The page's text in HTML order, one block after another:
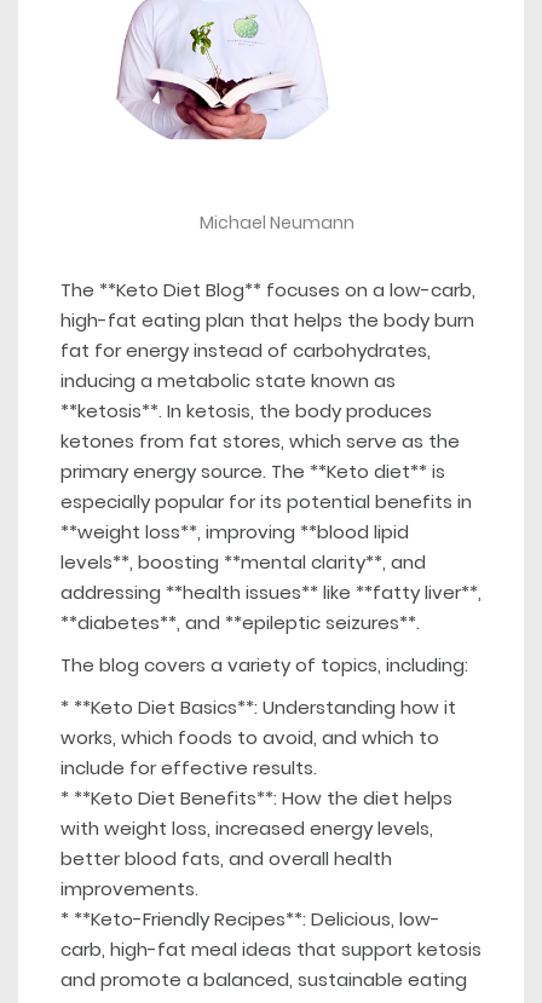
Michael Neumann
The **Keto Diet Blog** focuses on a low-carb,
high-fat eating plan that helps the body burn
fat for energy instead of carbohydrates,
inducing a metabolic state known as
**ketosis**. In ketosis, the body produces
ketones from fat stores, which serve as the
primary energy source. The **Keto diet** is
especially popular for its potential benefits in
**weight loss**, improving **blood lipid
levels**, boosting **mental clarity**, and
addressing **health issues** like **fatty liver**,
**diabetes**, and **epileptic seizures**.
The blog covers a variety of topics, including:
* **Keto Diet Basics**: Understanding how it
works, which foods to avoid, and which to
include for effective results.
* **Keto Diet Benefits**: How the diet helps
with weight loss, increased energy levels,
better blood fats, and overall health
improvements.
* **Keto-Friendly Recipes**: Delicious, low-
carb, high-fat meal ideas that support ketosis
and promote a balanced, sustainable eating